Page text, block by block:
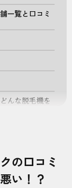
一覧と口コミ
んな脱毛機を
の口コミ
い！？